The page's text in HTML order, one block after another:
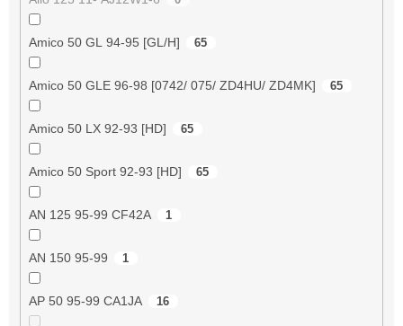
Amico 50 GL 94-95 [GL/H] 65
Amico 50 GLE 96-98 [0742/ 075/ ZD4HU/ ZD4MK] 65
Amico 50 LX 92-93 [HD] 65
Amico 50 Sport 92-93 [HD] 65
AN 125 95-99 CF42A 1
AN 150 95-99 1
AP 50 95-99 CA1JA 16